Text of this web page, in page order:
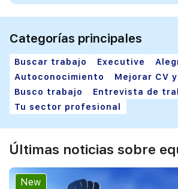
Categorías principales
Buscar trabajo Executive
Autoconocimiento
Mejorar CV
Busco trabajo
Entrevista de
Tu sector profesional
Últimas noticias sobre
New